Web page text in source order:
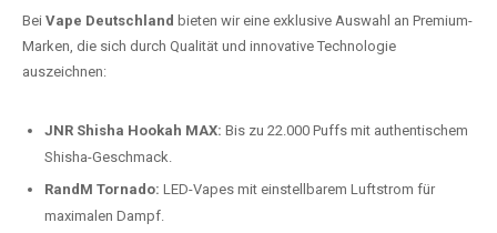
Bei Vape Deutschland bieten wir eine exklusive Auswahl an Premium-
Marken, die sich durch Qualität und innovative Technologie
auszeichnen:
JNR Shisha Hookah MAX: Bis zu 22.000 Puffs mit authentischem
Shisha-Geschmack.
RandM Tornado: LED-Vapes mit einstellbarem Luftstrom für
maximalen Dampf.